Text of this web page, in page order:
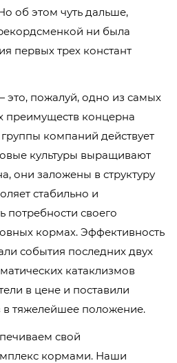
об этом чуть дальше,
ни была
первых трех констант
пожалуй, одно из самых
преимуществ концерна
компаний действует
культуры выращивают
они заложены в структуру
стабильно и
потребности своего
кормах. Эффективность
события последних двух
катаклизмов
в цене и поставили
тяжелейшее положение.
свой
кормами. Наши